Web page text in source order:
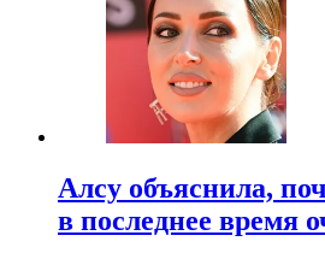
Алсу объяснила,
в последнее время